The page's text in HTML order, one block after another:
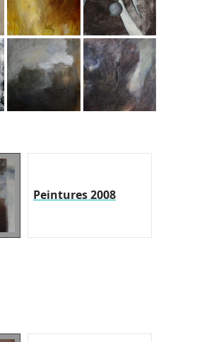
Peintures 2008